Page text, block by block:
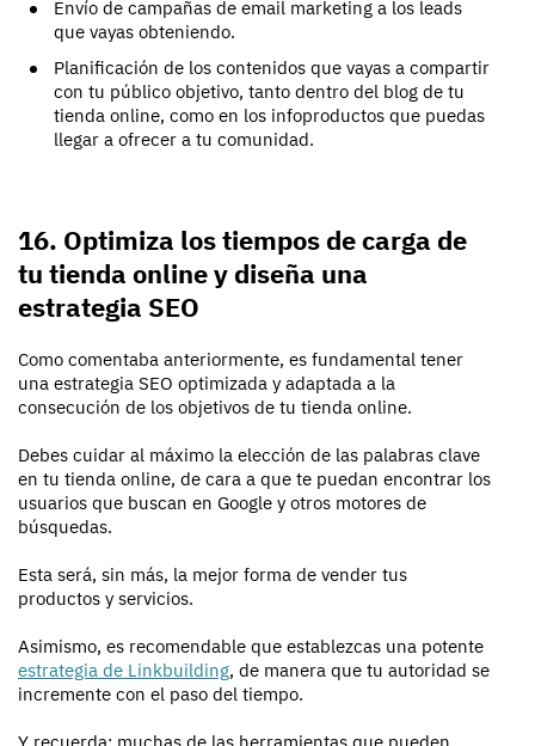
Envío de campañas de email marketing a los leads
que vayas obteniendo.
Planificación de los contenidos que vayas a compartir
con tu público objetivo, tanto dentro del blog de tu
tienda online, como en los infoproductos que puedas
llegar a ofrecer a tu comunidad.
16. Optimiza los tiempos de carga de
tu tienda online y diseña una
estrategia SEO
Como comentaba anteriormente, es fundamental tener
una estrategia SEO optimizada y adaptada a la
consecución de los objetivos de tu tienda online.
Debes cuidar al máximo la elección de las palabras clave
en tu tienda online, de cara a que te puedan encontrar los
usuarios que buscan en Google y otros motores de
búsquedas.
Esta será, sin más, la mejor forma de vender tus
productos y servicios.
Asimismo, es recomendable que establezcas una potente
estrategia de Linkbuilding, de manera que tu autoridad se
incremente con el paso del tiempo.